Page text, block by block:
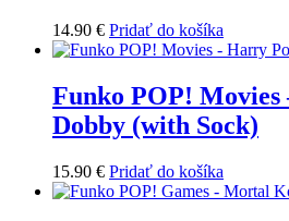
14.90 € Pridať do košíka
Funko POP!
Dobby (with Sock)
15.90 € Pridať do košíka